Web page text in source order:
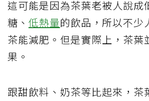
這可能是因為茶葉老被人說成
糖、 低熱量的飲品，所以不少
茶能減肥。但是實際上，茶葉
果。
跟甜飲料、奶茶等比起來，茶